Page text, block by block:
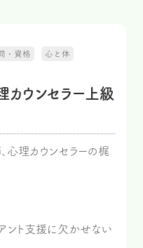
・資格 心と体
カウンセラー上級
理カウンセラーの梶
ント支援に欠かせない